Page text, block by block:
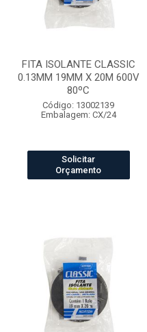
FITA ISOLANTE CLASSIC
0.13MM 19MM X 20M 600V
80ºC
Código: 13002139
Embalagem: CX/24
Solicitar
Orçamento